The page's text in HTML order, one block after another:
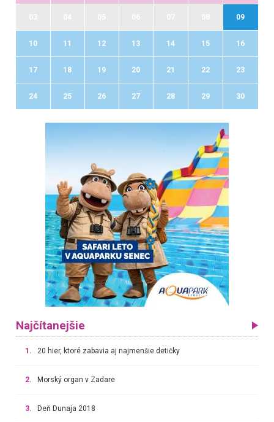
09
10 11 12 13 14 15 16
17 18 19 20 21 22 23
24 25 26 27 28 29 30
Najčítanejšie
1. 20 hier, ktoré zabavia aj najmenšie detičky
2. Morský organ v Zadare
3. Deň Dunaja 2018